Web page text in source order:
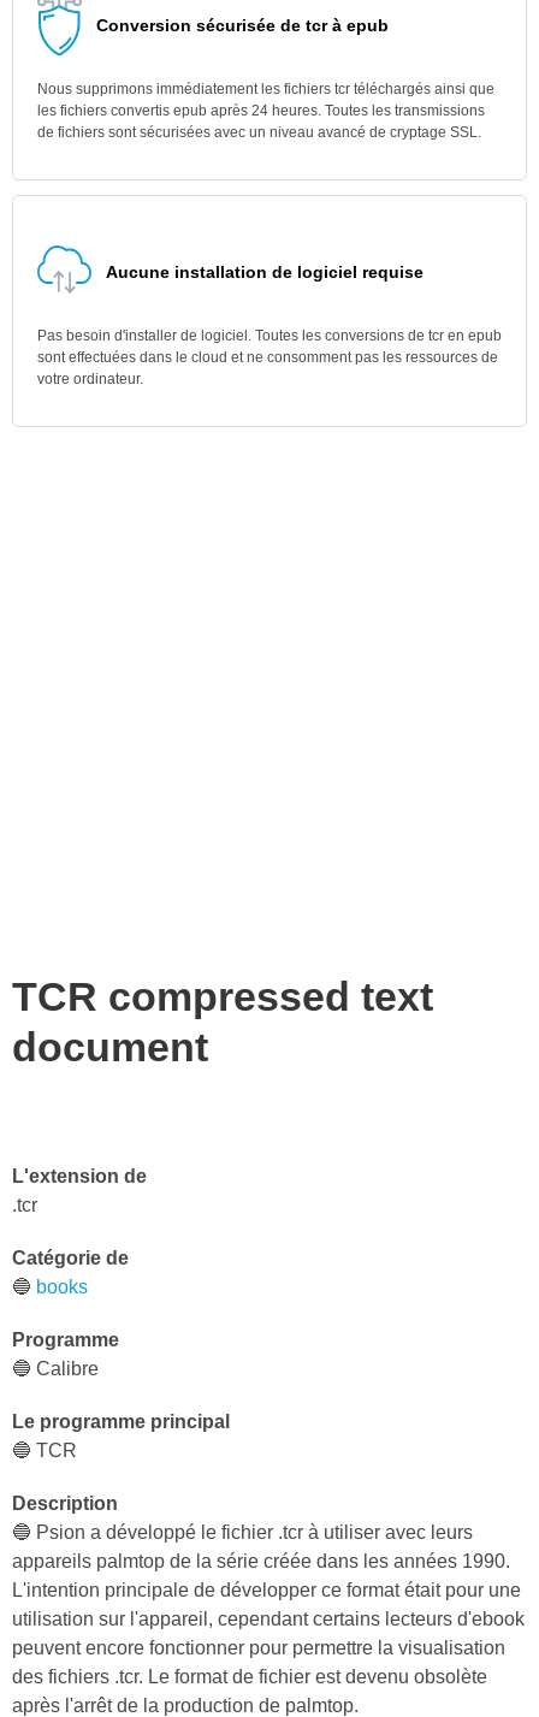
Conversion sécurisée de tcr à epub
Nous supprimons immédiatement les fichiers tcr téléchargés ainsi que
les fichiers convertis epub après 24 heures. Toutes les transmissions
de fichiers sont sécurisées avec un niveau avancé de cryptage SSL.
Aucune installation de logiciel requise
Pas besoin d'installer de logiciel. Toutes les conversions de tcr en epub
sont effectuées dans le cloud et ne consomment pas les ressources de
votre ordinateur.
TCR compressed text
document
L'extension de
.tcr
Catégorie de
🔵 books
Programme
🔵 Calibre
Le programme principal
🔵 TCR
Description
🔵 Psion a développé le fichier .tcr à utiliser avec leurs
appareils palmtop de la série créée dans les années 1990.
L'intention principale de développer ce format était pour une
utilisation sur l'appareil, cependant certains lecteurs d'ebook
peuvent encore fonctionner pour permettre la visualisation
des fichiers .tcr. Le format de fichier est devenu obsolète
après l'arrêt de la production de palmtop.